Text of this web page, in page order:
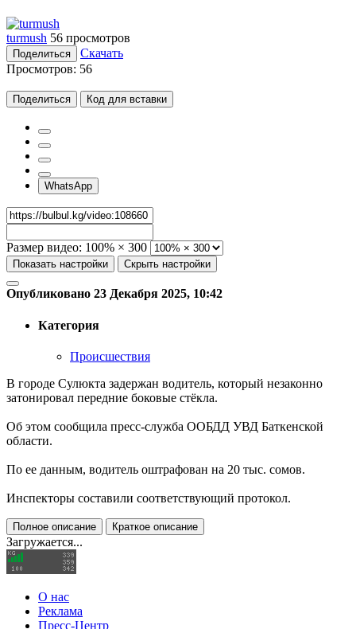
turmush 56 просмотров
Поделиться
Скачать
Просмотров: 56
Поделиться Код для вставки
WhatsApp
Размер видео: 100% × 300
Показать настройки Скрыть настройки
Опубликовано 23 Декабря 2025, 10:42
Категория
Происшествия
В городе Сулюкта задержан водитель, который незаконно
затонировал передние боковые стёкла.
Об этом сообщила пресс-служба ООБДД УВД Баткенской
области.
По ее данным, водитель оштрафован на 20 тыс. сомов.
Инспекторы составили соответствующий протокол.
Полное описание Краткое описание
Загружается...
О нас
Реклама
Пресс-Центр